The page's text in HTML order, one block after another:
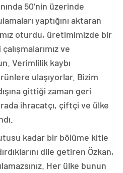
50’nin üzerinde
yaptığını aktaran
oturdu, üretimimizde bir
ve
Verimlilik kaybı
ulaşıyorlar. Bizim
gittiği zaman geri
ihracatçı, çiftçi ve ülke
kadar bir bölüme kitle
dile getiren Özkan,
Her ülke bunun